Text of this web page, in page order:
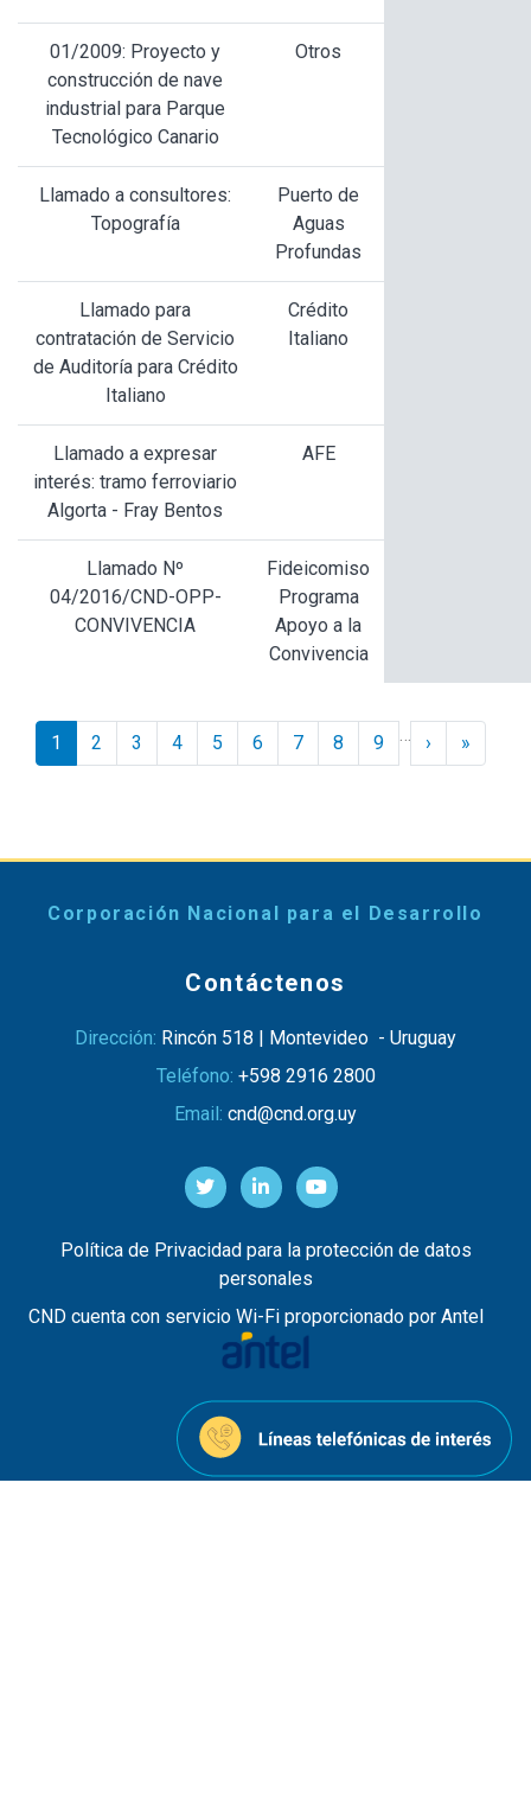
01/2009: Proyecto y
construcción de nave
industrial para Parque
Tecnológico Canario
Otros
Llamado a consultores:
Topografía
Puerto de
Aguas
Profundas
Llamado para
contratación de Servicio
de Auditoría para Crédito
Italiano
Crédito
Italiano
Llamado a expresar
interés: tramo ferroviario
Algorta - Fray Bentos
AFE
Llamado Nº
04/2016/CND-OPP-
CONVIVENCIA
Fideicomiso
Programa
Apoyo a la
Convivencia
Paginación
1 2 3 4 5 6 7 8 9 … › Siguiente ›
»
Corporación Nacional para el Desarrollo
Contáctenos
Dirección: Rincón 518 | Montevideo - Uruguay
Teléfono: +598 2916 2800
Email: cnd@cnd.org.uy
Política de Privacidad para la protección de datos
personales
CND cuenta con servicio Wi-Fi proporcionado por Antel